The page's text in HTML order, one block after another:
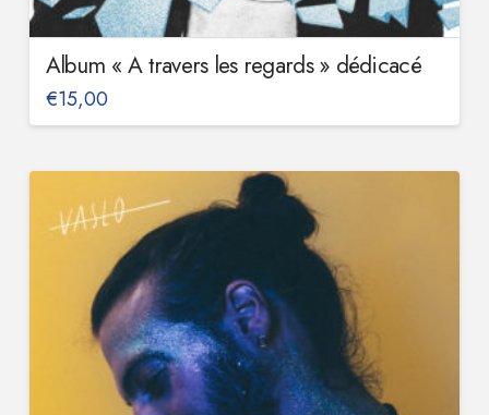
Album « A travers les regards » dédicacé
€15,00